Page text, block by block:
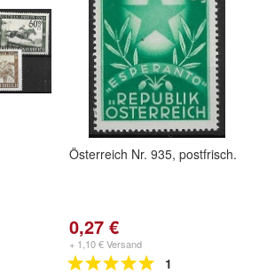
Österreich Nr. 935, postfrisch.
0,27 €
+ 1,10 € Versand
1